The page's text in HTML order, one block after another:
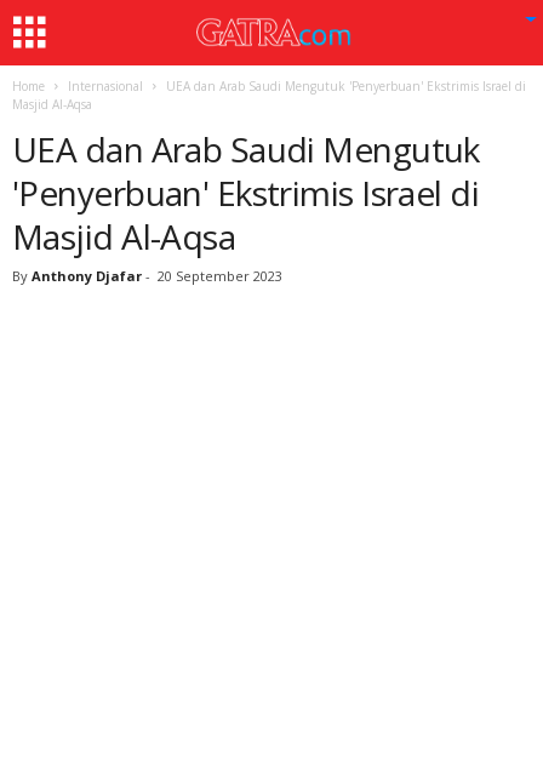
Home Internasional
UEA dan Arab Saudi Mengutuk 'Penyerbuan' Ekstrimis Israel di
Masjid Al-Aqsa
UEA dan Arab Saudi Mengutuk
'Penyerbuan' Ekstrimis Israel di
Masjid Al-Aqsa
By Anthony Djafar - 20 September 2023